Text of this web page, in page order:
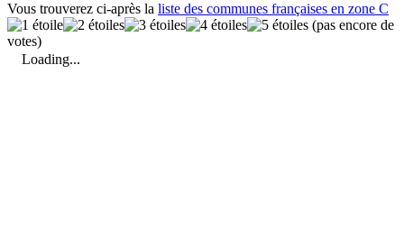
Vous trouverez ci-après la liste des communes françaises en zone C
(pas encore de
votes)
Loading...